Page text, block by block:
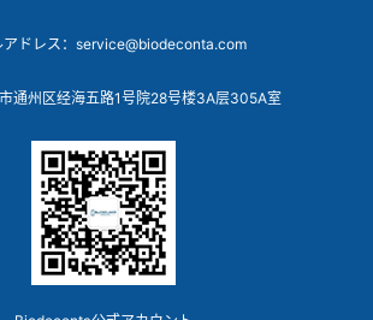
アドレス：service@biodeconta.com
通州区经海五路1号院28号楼3A层305A室